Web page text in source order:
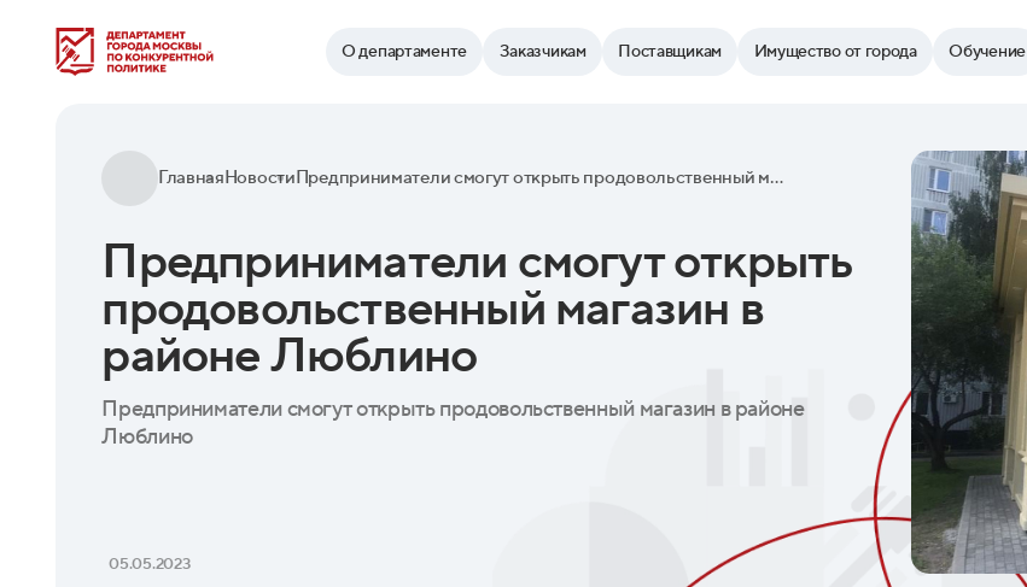
О департаменте Заказчикам Поставщикам Имущество от города Обучение
ГлавнаяНовости Предприниматели смогут открыть продовольственный магазин в районе Люблино
Предприниматели смогут открыть
продовольственный магазин в
районе Люблино
Предприниматели смогут открыть продовольственный магазин в районе
Люблино
05.05.2023